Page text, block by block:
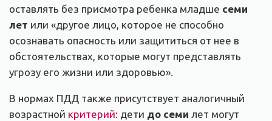
оставлять без присмотра ребенка младше семи
лет или «другое лицо, которое не способно
осознавать опасность или защититься от нее в
обстоятельствах, которые могут представлять
угрозу его жизни или здоровью».
В нормах ПДД также присутствует аналогичный
возрастной критерий: дети до семи лет могут